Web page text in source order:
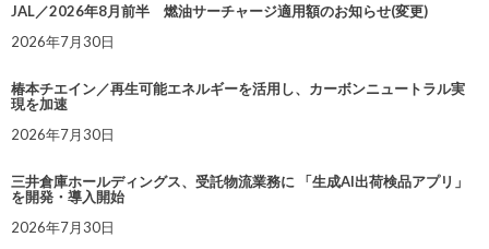
JAL／2026年8月前半 燃油サーチャージ適用額のお知らせ(変更)
2026年7月30日
椿本チエイン／再生可能エネルギーを活用し、カーボンニュートラル実
現を加速
2026年7月30日
三井倉庫ホールディングス、受託物流業務に 「生成AI出荷検品アプリ」
を開発・導入開始
2026年7月30日